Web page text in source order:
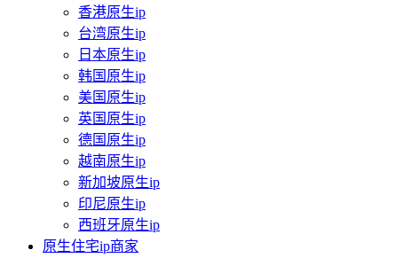
香港原生ip
台湾原生ip
日本原生ip
韩国原生ip
美国原生ip
英国原生ip
德国原生ip
越南原生ip
新加坡原生ip
印尼原生ip
西班牙原生ip
原生住宅ip商家